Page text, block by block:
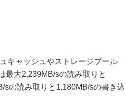
キャッシュやストレージプール
最大2,239MB/sの読み取りと
sの読み取りと1,180MB/sの書き込